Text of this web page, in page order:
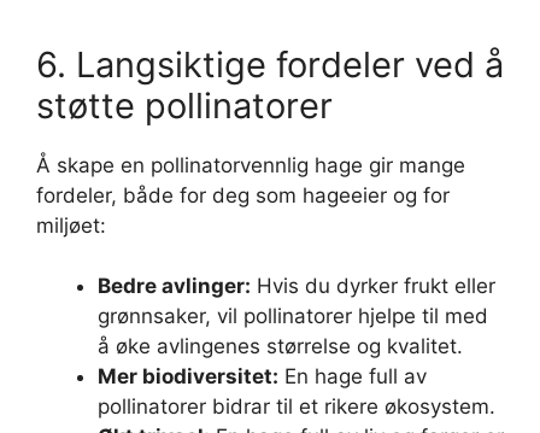
6. Langsiktige fordeler ved å
støtte pollinatorer
Å skape en pollinatorvennlig hage gir mange
fordeler, både for deg som hageeier og for
miljøet:
Bedre avlinger: Hvis du dyrker frukt eller
grønnsaker, vil pollinatorer hjelpe til med
å øke avlingenes størrelse og kvalitet.
Mer biodiversitet: En hage full av
pollinatorer bidrar til et rikere økosystem.